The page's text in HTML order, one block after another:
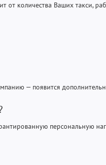
от количества Ваших такси,
— появится
персональную